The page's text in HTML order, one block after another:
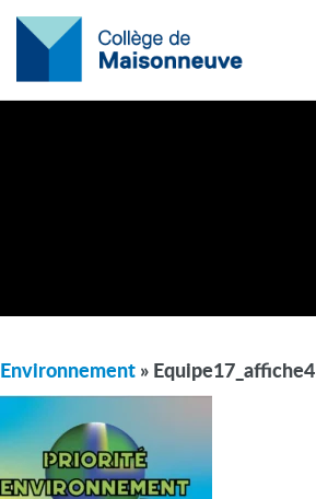
Environnement » Equipe17_affiche4